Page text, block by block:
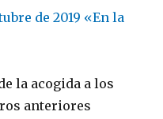
de 2019 «En la
la acogida a los
anteriores